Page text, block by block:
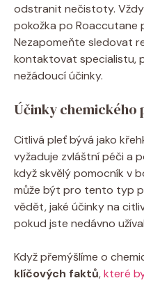
odstranit nečistoty.
pokožka po Roaccutane
Nezapomeňte sledovat
kontaktovat specialistu,
nežádoucí účinky.
Účinky chemického
Citlivá pleť bývá jako
vyžaduje zvláštní péči a
když skvělý pomocník v
může být pro tento typ
vědět, jaké účinky na
pokud jste nedávno
Když přemýšlíme o
klíčových faktů,které